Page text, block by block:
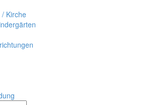
Kirche